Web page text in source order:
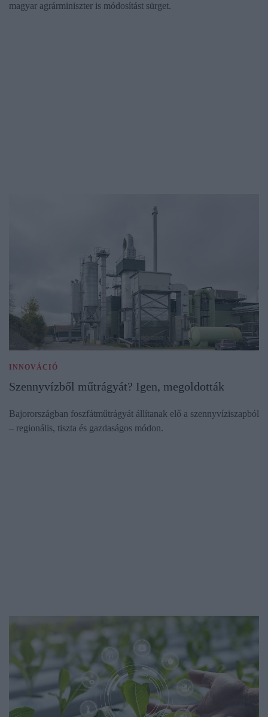
magyar agrárminiszter is módosítást sürget.
INNOVÁCIÓ
Szennyvízből műtrágyát? Igen, megoldották
Bajorországban foszfátműtrágyát állítanak elő a szennyvíziszapból
– regionális, tiszta és gazdaságos módon.